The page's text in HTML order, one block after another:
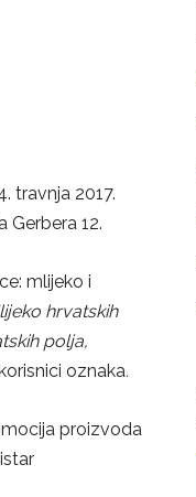
travnja 2017.
Gerbera 12.
mlijeko i
hrvatskih
polja,
oznaka.
proizvoda